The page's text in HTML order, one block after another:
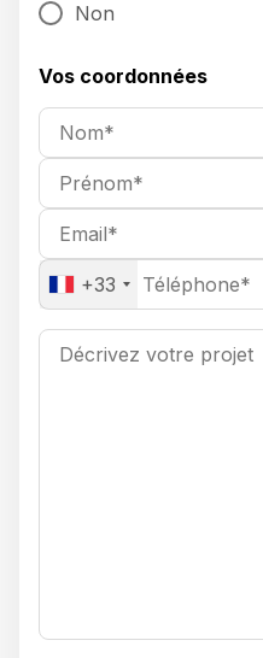
Non
Vos coordonnées
+33